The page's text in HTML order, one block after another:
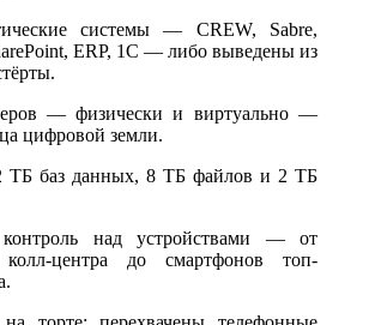
системы — CREW, Sabre,
ERP, 1С — либо выведены из
— физически и виртуально —
цифровой земли.
ТБ баз данных, 8 ТБ файлов и 2 ТБ
над устройствами — от
колл-центра до смартфонов топ-